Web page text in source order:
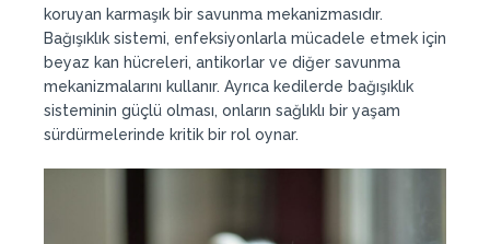
koruyan karmaşık bir savunma mekanizmasıdır.
Bağışıklık sistemi, enfeksiyonlarla mücadele etmek için
beyaz kan hücreleri, antikorlar ve diğer savunma
mekanizmalarını kullanır. Ayrıca kedilerde bağışıklık
sisteminin güçlü olması, onların sağlıklı bir yaşam
sürdürmelerinde kritik bir rol oynar.